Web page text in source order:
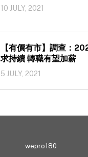
10 JULY, 2021
【有價有市】調查：
求持續 轉職有望加薪
5 JULY, 2021
wepro180